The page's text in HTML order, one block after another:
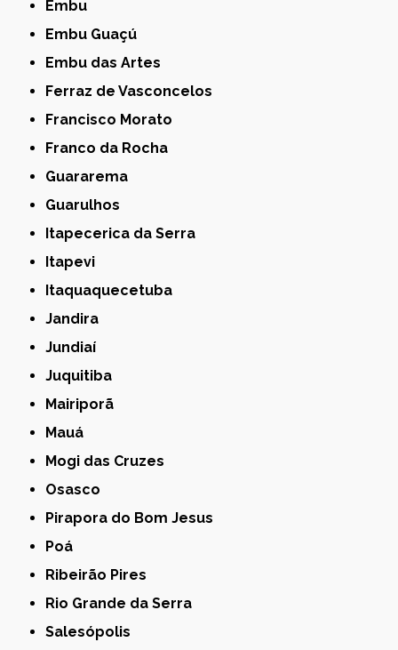
Embu
Embu Guaçú
Embu das Artes
Ferraz de Vasconcelos
Francisco Morato
Franco da Rocha
Guararema
Guarulhos
Itapecerica da Serra
Itapevi
Itaquaquecetuba
Jandira
Jundiaí
Juquitiba
Mairiporã
Mauá
Mogi das Cruzes
Osasco
Pirapora do Bom Jesus
Poá
Ribeirão Pires
Rio Grande da Serra
Salesópolis